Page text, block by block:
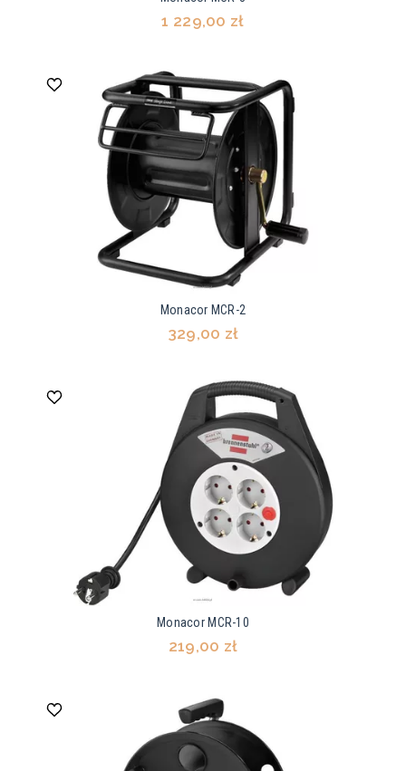
1 229,00 zł
Monacor MCR-2
329,00 zł
Monacor MCR-10
219,00 zł